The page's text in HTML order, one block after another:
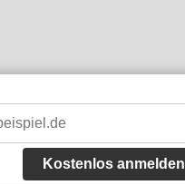
Kostenlos anmelden